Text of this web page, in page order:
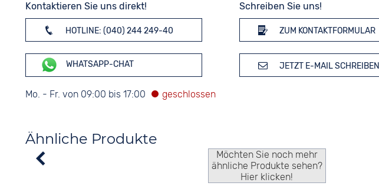
Kontaktieren Sie uns direkt!
HOTLINE: (040) 244 249-40
WHATSAPP-CHAT
Mo. - Fr. von 09:00 bis 17:00
Schreiben Sie uns!
ZUM KONTAKTFORMULAR
JETZT E-MAIL SCHREIBEN
Ähnliche Produkte
Möchten Sie noch mehr
ähnliche Produkte sehen?
Hier klicken!